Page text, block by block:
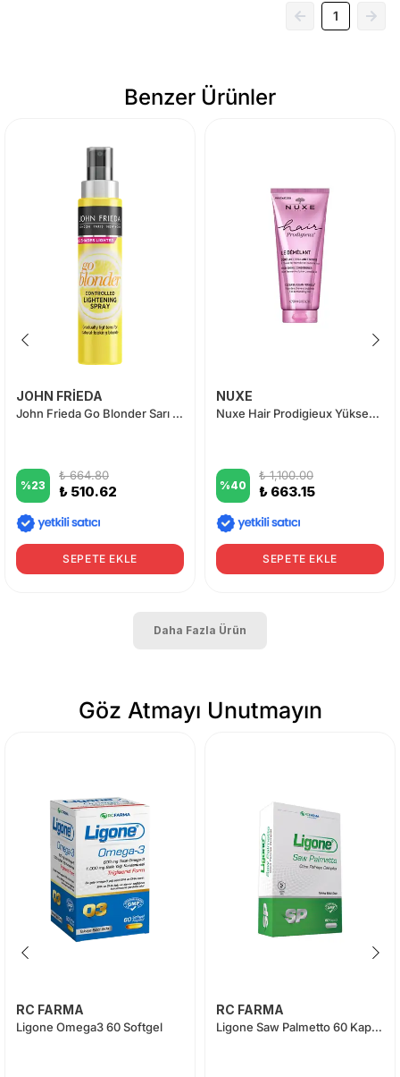
1
Benzer Ürünler
JOHN FRİEDA
John Frieda Go Blonder Sarı Saçlara Özel Renk Açıcı Sprey 100 ml
%23
₺ 664.80
₺ 510.62
SEPETE EKLE
NUXE
Nuxe Hair Prodigieux Yüksek Parlaklık Saç Kremi 200 ml
%40
₺ 1,100.00
₺ 663.15
SEPETE EKLE
Daha Fazla Ürün
Göz Atmayı Unutmayın
RC FARMA
Ligone Omega3 60 Softgel
RC FARMA
Ligone Saw Palmetto 60 Kapsül